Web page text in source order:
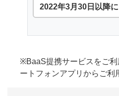
2022年3月30日以降
※BaaS提携サービスをご
ートフォンアプリからご利